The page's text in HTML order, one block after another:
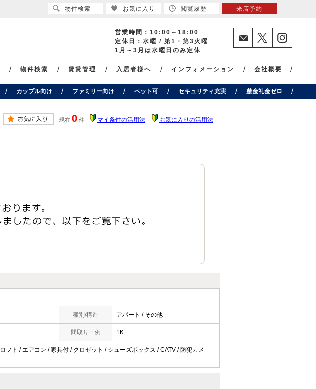
営業時間：10:00～18:00
定休日：水曜 / 第1・第3火曜
1月～3月は水曜日のみ定休
物件検索 賃貸管理 入居者様へ インフォメーション 会社概要
カップル向け ファミリー向け ペット可 セキュリティ充実 敷金礼金ゼロ
現在 0 件 マイ条件の活用法 お気に入りの活用法
種別/構造 アパート / その他
間取り一例 1K
ト / エアコン / 家具付 / クロゼット / シューズボックス / CATV / 防犯カメ
物件検索 お気に入り 閲覧履歴 来店予約